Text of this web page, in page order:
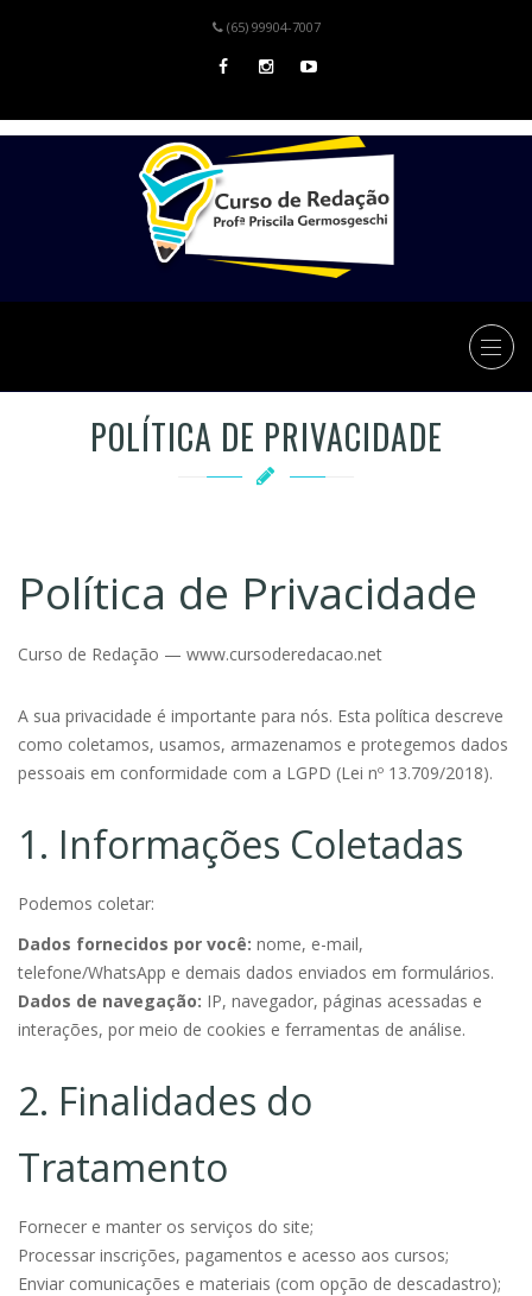
(65) 99904-7007
POLÍTICA DE PRIVACIDADE
Política de Privacidade
Curso de Redação — www.cursoderedacao.net
A sua privacidade é importante para nós. Esta política descreve
como coletamos, usamos, armazenamos e protegemos dados
pessoais em conformidade com a LGPD (Lei nº 13.709/2018).
1. Informações Coletadas
Podemos coletar:
Dados fornecidos por você: nome, e-mail,
telefone/WhatsApp e demais dados enviados em formulários.
Dados de navegação: IP, navegador, páginas acessadas e
interações, por meio de cookies e ferramentas de análise.
2. Finalidades do
Tratamento
Fornecer e manter os serviços do site;
Processar inscrições, pagamentos e acesso aos cursos;
Enviar comunicações e materiais (com opção de descadastro);